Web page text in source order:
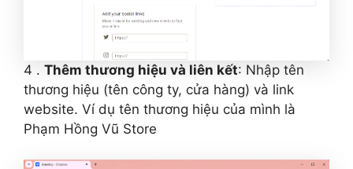
4 . Thêm thương hiệu và liên kết: Nhập tên
thương hiệu (tên công ty, cửa hàng) và link
website. Ví dụ tên thương hiệu của mình là
Phạm Hồng Vũ Store